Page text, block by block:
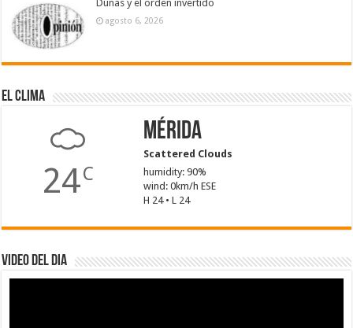
Dunas y el orden invertido
agosto 6, 2026
El Clima
24C
Mérida
Scattered Clouds
humidity: 90%
wind: 0km/h ESE
H 24 • L 24
Video del dia